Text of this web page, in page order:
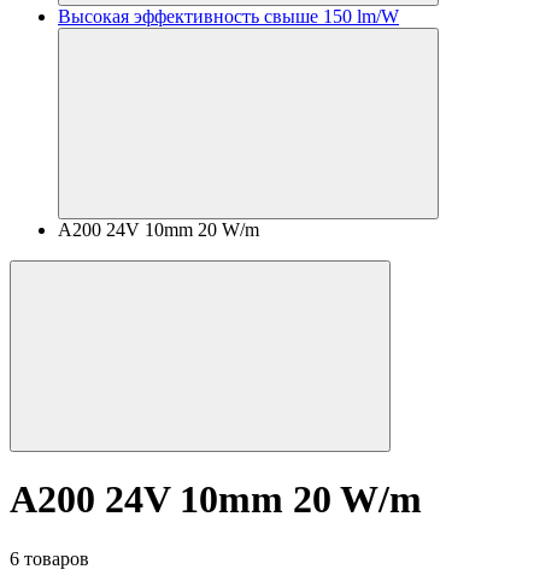
Высокая эффективность свыше 150 lm/W
A200 24V 10mm 20 W/m
A200 24V 10mm 20 W/m
6 товаров